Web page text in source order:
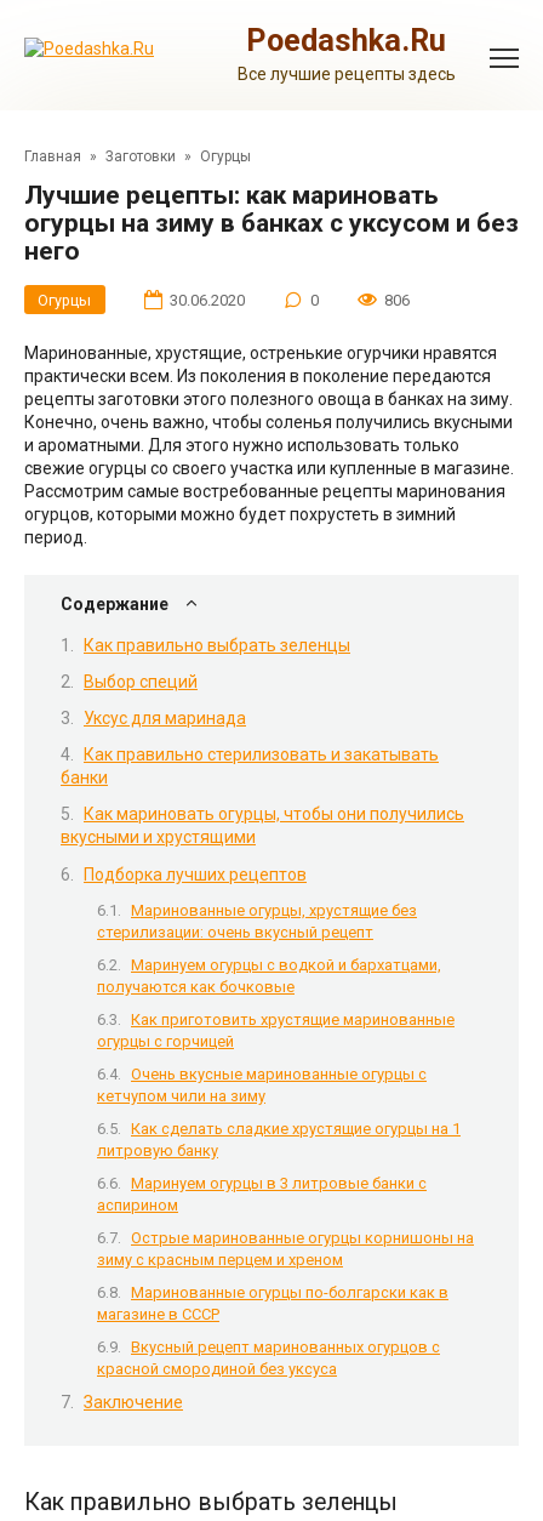
контенту
Poedashka.Ru
Все лучшие рецепты здесь
Главная » Заготовки » Огурцы
Лучшие рецепты: как мариновать
огурцы на зиму в банках с уксусом и без
него
Огурцы 30.06.2020 0 806
Маринованные, хрустящие, остренькие огурчики нравятся
практически всем. Из поколения в поколение передаются
рецепты заготовки этого полезного овоща в банках на зиму.
Конечно, очень важно, чтобы соленья получились вкусными
и ароматными. Для этого нужно использовать только
свежие огурцы со своего участка или купленные в магазине.
Рассмотрим самые востребованные рецепты маринования
огурцов, которыми можно будет похрустеть в зимний
период.
Содержание
Как правильно выбрать зеленцы
Выбор специй
Уксус для маринада
Как правильно стерилизовать и закатывать
банки
Как мариновать огурцы, чтобы они получились
вкусными и хрустящими
Подборка лучших рецептов
Маринованные огурцы, хрустящие без
стерилизации: очень вкусный рецепт
Маринуем огурцы с водкой и бархатцами,
получаются как бочковые
Как приготовить хрустящие маринованные
огурцы с горчицей
Очень вкусные маринованные огурцы с
кетчупом чили на зиму
Как сделать сладкие хрустящие огурцы на 1
литровую банку
Маринуем огурцы в 3 литровые банки с
аспирином
Острые маринованные огурцы корнишоны на
зиму с красным перцем и хреном
Маринованные огурцы по-болгарски как в
магазине в СССР
Вкусный рецепт маринованных огурцов с
красной смородиной без уксуса
Заключение
Как правильно выбрать зеленцы